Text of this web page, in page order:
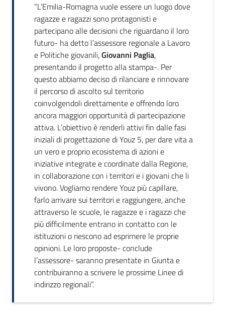
“L’Emilia-Romagna vuole essere un luogo dove
ragazze e ragazzi sono protagonisti e
partecipano alle decisioni che riguardano il loro
futuro- ha detto l’assessore regionale a Lavoro
e Politiche giovanili,Giovanni Paglia,
presentando il progetto alla stampa-. Per
questo abbiamo deciso di rilanciare e rinnovare
il percorso di ascolto sul territorio
coinvolgendoli direttamente e offrendo loro
ancora maggiori opportunità di partecipazione
attiva. L’obiettivo è renderli attivi fin dalle fasi
iniziali di progettazione di Youz 5, per dare vita a
un vero e proprio ecosistema di azioni e
iniziative integrate e coordinate dalla Regione,
in collaborazione con i territori e i giovani che li
vivono. Vogliamo rendere Youz più capillare,
farlo arrivare sui territori e raggiungere, anche
attraverso le scuole, le ragazze e i ragazzi che
più difficilmente entrano in contatto con le
istituzioni o riescono ad esprimere le proprie
opinioni. Le loro proposte- conclude
l’assessore- saranno presentate in Giunta e
contribuiranno a scrivere le prossime Linee di
indirizzo regionali”.